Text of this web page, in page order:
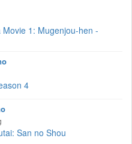
Movie 1: Mugenjou-hen -
4
San no Shou